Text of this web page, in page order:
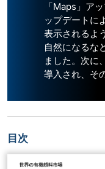
「Maps」ア
ップデートに
表示されるよ
自然になるな
ました。次に
導入され、そ
目次